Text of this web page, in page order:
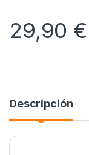
29,90 €
Descripción